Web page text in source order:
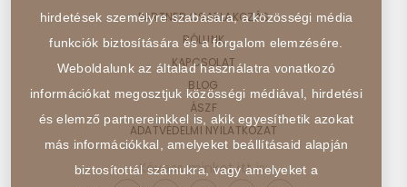
PARTNER CSATLAKOZÁS
RÓLUNK
KAPCSOLAT
BLOG
ÁSZF
ADATVÉDELMI NYILATKOZAT
Kövess minket itt is:
hirdetések személyre szabására, a közösségi média
funkciók biztosítására és a forgalom elemzésére.
Weboldalunk az általad használatra vonatkozó
információkat megosztjuk közösségi médiával, hirdetési
és elemző partnereinkkel is, akik egyesíthetik azokat
más információkkal, amelyeket beállításaid alapján
biztosítottál számukra, vagy amelyeket a